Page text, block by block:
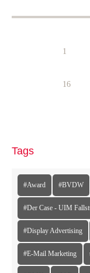
1
16
Tags
#Award #BVDW
#Der Case - UIM
#Display Advertising
#E-Mail Marketing